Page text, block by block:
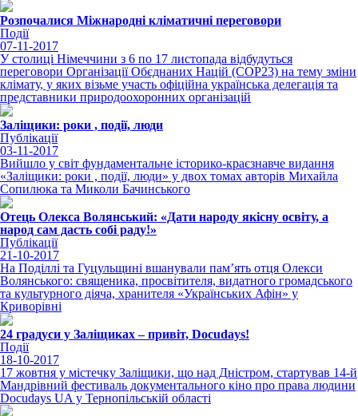
Розпочалися Міжнародні кліматичні переговори
Події
07-11-2017
У столиці Німеччини з 6 по 17 листопада відбудуться
переговори Організації Обєднаних Націй (COP23) на тему зміни
клімату, у яких візьме участь офіційна українська делегація та
представники природоохоронних організацій
Заліщики: роки , події, люди
Публікації
03-11-2017
Вийшло у світ фундаментальне історико-краєзнавче видання
«Заліщики: роки , події, люди» у двох томах авторів Михайла
Сопилюка та Миколи Бачинського
Отець Олекса Волянський: «Дати народу якісну освіту, а
народ сам дасть собі раду!»
Публікації
21-10-2017
На Поділлі та Гуцульщині вшанували пам’ять отця Олекси
Волянського: священика, просвітителя, видатного громадського
та культурного діяча, хранителя «Українських Афін» у
Криворівні
24 градуси у Заліщиках – привіт, Docudays!
Події
18-10-2017
17 жовтня у містечку Заліщики, що над Дністром, стартував 14-й
Мандрівний фестиваль документального кіно про права людини
Docudays UA у Тернопільській області